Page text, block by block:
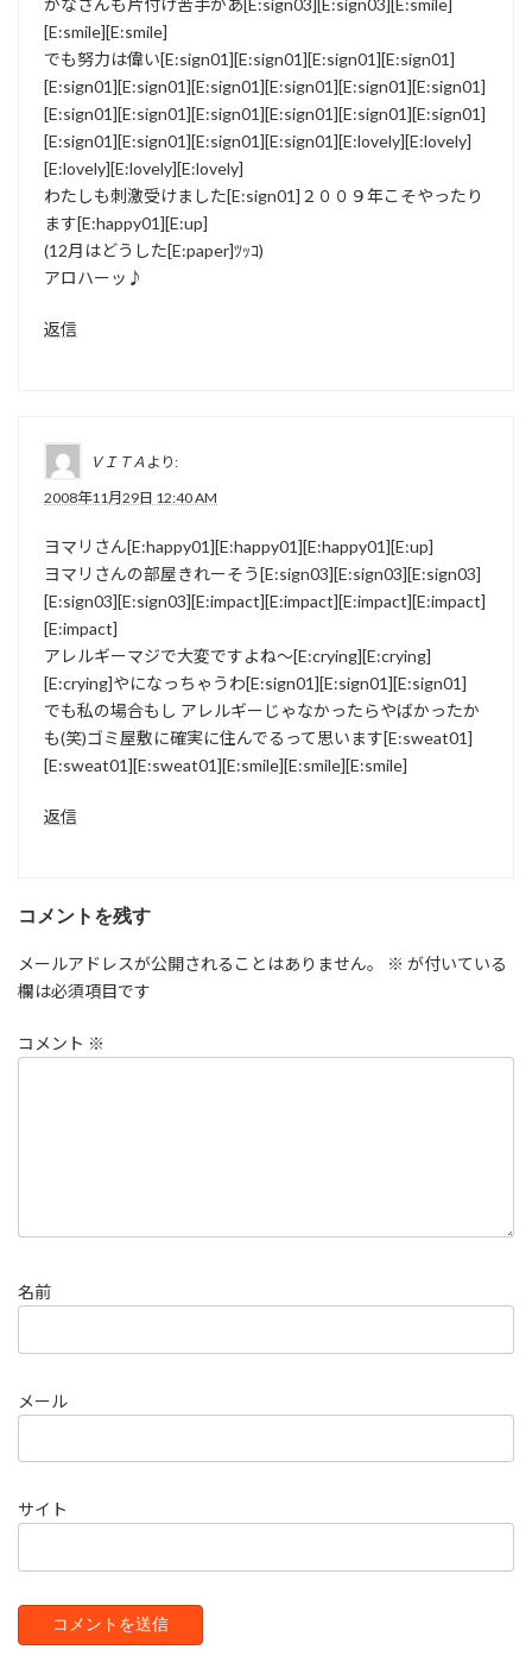
かなさんも片付け苦手かあ[E:sign03][E:sign03][E:smile]
[E:smile][E:smile]
でも努力は偉い[E:sign01][E:sign01][E:sign01][E:sign01]
[E:sign01][E:sign01][E:sign01][E:sign01][E:sign01][E:sign01]
[E:sign01][E:sign01][E:sign01][E:sign01][E:sign01][E:sign01]
[E:sign01][E:sign01][E:sign01][E:sign01][E:lovely][E:lovely]
[E:lovely][E:lovely][E:lovely]
わたしも刺激受けました[E:sign01]２００９年こそやったり
ます[E:happy01][E:up]
(12月はどうした[E:paper]ﾂｯｺ)
アロハーッ♪
返信
ＶＩＴＡ より:
2008年11月29日 12:40 AM
ヨマリさん[E:happy01][E:happy01][E:happy01][E:up]
ヨマリさんの部屋きれーそう[E:sign03][E:sign03][E:sign03]
[E:sign03][E:sign03][E:impact][E:impact][E:impact][E:impact]
[E:impact]
アレルギーマジで大変ですよね～[E:crying][E:crying]
[E:crying]やになっちゃうわ[E:sign01][E:sign01][E:sign01]
でも私の場合もし アレルギーじゃなかったらやばかったか
も(笑)ゴミ屋敷に確実に住んでるって思います[E:sweat01]
[E:sweat01][E:sweat01][E:smile][E:smile][E:smile]
返信
コメントを残す
メールアドレスが公開されることはありません。 ※ が付いている
欄は必須項目です
コメント ※
名前
メール
サイト